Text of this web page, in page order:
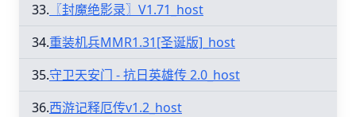
33. 〖封魔绝影录〗V1.71_host
34.重装机兵MMR1.31[圣诞版]_host
35.守卫天安门 - 抗日英雄传 2.0_host
36.西游记释厄传v1.2_host